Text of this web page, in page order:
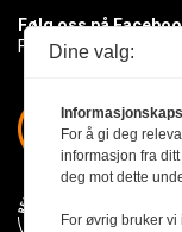
Følg oss på
Få med deg det siste
Dine valg:
For å gi deg
informasjon fra
deg mot dette
For øvrig bruker